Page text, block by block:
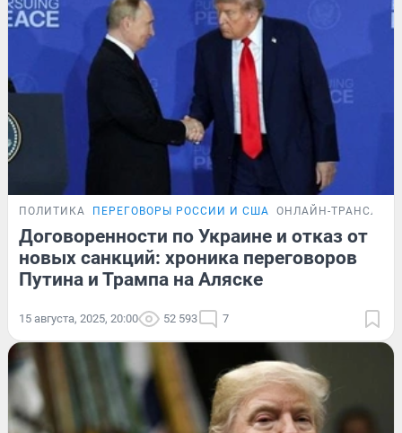
ПОЛИТИКА ПЕРЕГОВОРЫ РОССИИ И США ОНЛАЙН-
Договоренности по Украине и отказ от
новых санкций: хроника переговоров
Путина и Трампа на Аляске
15 августа, 2025, 20:00 52 593 7